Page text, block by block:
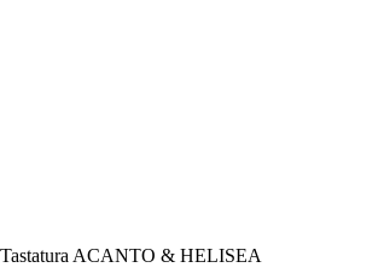
Tastatura ACANTO & HELISEA